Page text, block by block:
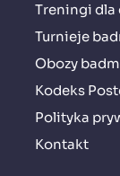
Treningi dla
Turnieje
Obozy
Kodeks
Polityka
Kontakt